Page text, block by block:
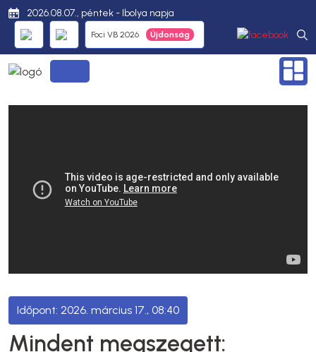
2026.08.07., péntek - Ibolya napja
Foci VB 2026
2026. március 17., 08:40
Mindent megszegett: